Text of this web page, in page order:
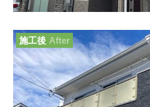
施工後 After